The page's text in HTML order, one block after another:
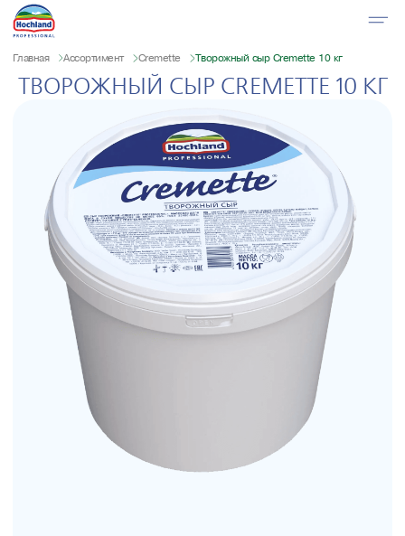
Главная Ассортимент Cremette Творожный сыр Cremette 10 кг
ТВОРОЖНЫЙ СЫР CREMETTE 10 КГ